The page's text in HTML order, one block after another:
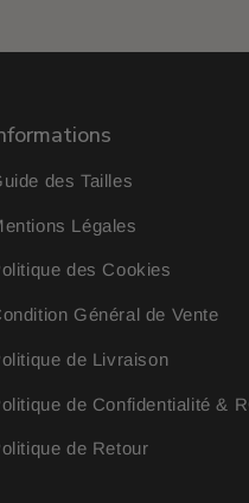
des Tailles
Légales
des Cookies
Général de Vente
de Livraison
de Confidentialité &
de Retour